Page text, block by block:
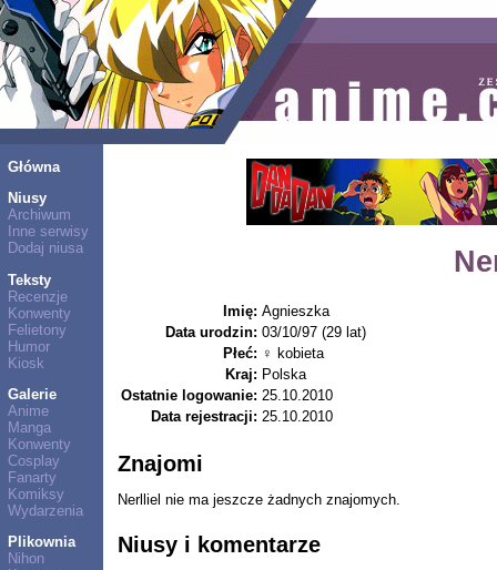
Główna
Niusy
Archiwum
Inne serwisy
Dodaj niusa
Teksty
Recenzje
Konwenty
Felietony
Humor
Kiosk
Galerie
Anime
Manga
Konwenty
Cosplay
Fanarty
Komiksy
Wydarzenia
Plikownia
Nihon
Imię: Agnieszka
Data urodzin: 03/10/97 (29 lat)
Płeć: ♀ kobieta
Kraj: Polska
Ostatnie logowanie: 25.10.2010
Data rejestracji: 25.10.2010
Znajomi
Nerlliel nie ma jeszcze żadnych znajomych.
Niusy i komentarze